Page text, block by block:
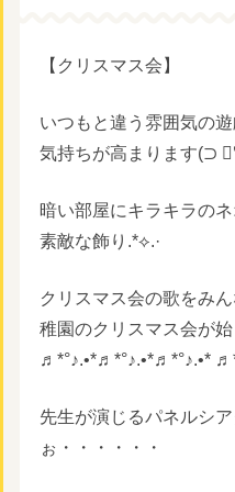
【クリスマス会】
いつもと違う雰囲気の
気持ちが高まります(⊃
暗い部屋にキラキラの
素敵な飾り.*⟡.·
クリスマス会の歌をみ
稚園のクリスマス会が
♬*°♪.•*♬*°♪.•*♬*°♪.•*
先生が演じるパネルシ
ぉ・・・・・・